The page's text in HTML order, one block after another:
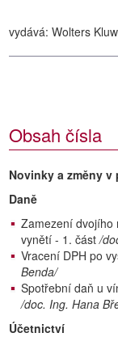
vydává: Wolters
Obsah čísla
Novinky a změny
Daně
Zamezení dvojího
vynětí - 1. část/
Vracení DPH po
Benda/
Spotřební daň u
/doc. Ing. Hana
Účetnictví